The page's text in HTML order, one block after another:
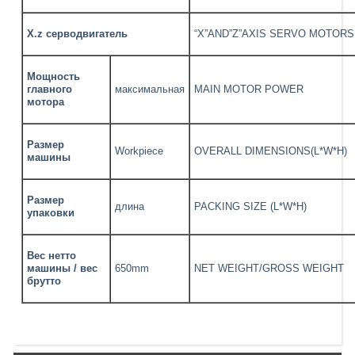
X.z серводвигатель “X”AND”Z”AXIS SERVO MOTORS
Мощность
главного
мотора
максимальная MAIN MOTOR POWER
Размер
машины
Workpiece OVERALL DIMENSIONS(L*W*H)
Размер
упаковки
длина PACKING SIZE (L*W*H)
Вес нетто
машины / вес
брутто
650mm NET WEIGHT/GROSS WEIGHT